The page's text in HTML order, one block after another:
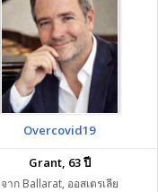
Overcovid19
Grant, 63 ปี
จาก Ballarat, ออสเตรเลีย